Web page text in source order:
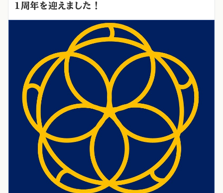
1周年を迎えました！